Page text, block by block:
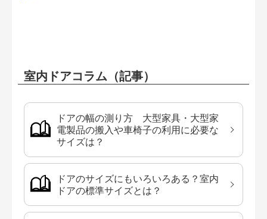
室内ドアコラム（記事）
ドアの幅の測り方 大型家具・大型家
電製品の搬入や車椅子の利用に必要な
サイズは？
ドアのサイズにもいろいろある？室内
ドアの標準サイズとは？